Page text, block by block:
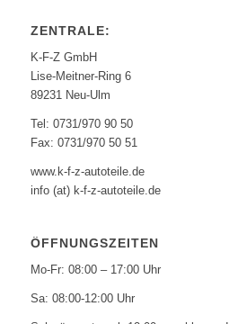
ZENTRALE:
K-F-Z GmbH
Lise-Meitner-Ring 6
89231 Neu-Ulm
Tel: 0731/970 90 50
Fax: 0731/970 50 51
www.k-f-z-autoteile.de
info (at) k-f-z-autoteile.de
ÖFFNUNGSZEITEN
Mo-Fr: 08:00 – 17:00 Uhr
Sa: 08:00-12:00 Uhr